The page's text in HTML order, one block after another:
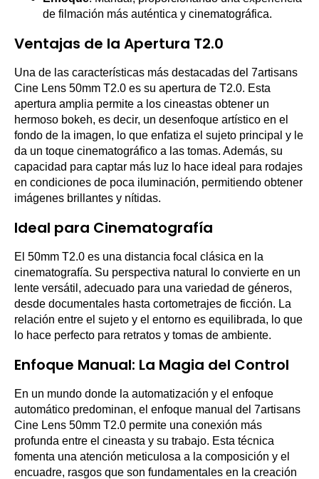
de filmación más auténtica y cinematográfica.
Ventajas de la Apertura T2.0
Una de las características más destacadas del 7artisans
Cine Lens 50mm T2.0 es su apertura de T2.0. Esta
apertura amplia permite a los cineastas obtener un
hermoso bokeh, es decir, un desenfoque artístico en el
fondo de la imagen, lo que enfatiza el sujeto principal y le
da un toque cinematográfico a las tomas. Además, su
capacidad para captar más luz lo hace ideal para rodajes
en condiciones de poca iluminación, permitiendo obtener
imágenes brillantes y nítidas.
Ideal para Cinematografía
El 50mm T2.0 es una distancia focal clásica en la
cinematografía. Su perspectiva natural lo convierte en un
lente versátil, adecuado para una variedad de géneros,
desde documentales hasta cortometrajes de ficción. La
relación entre el sujeto y el entorno es equilibrada, lo que
lo hace perfecto para retratos y tomas de ambiente.
Enfoque Manual: La Magia del Control
En un mundo donde la automatización y el enfoque
automático predominan, el enfoque manual del 7artisans
Cine Lens 50mm T2.0 permite una conexión más
profunda entre el cineasta y su trabajo. Esta técnica
fomenta una atención meticulosa a la composición y el
encuadre, rasgos que son fundamentales en la creación